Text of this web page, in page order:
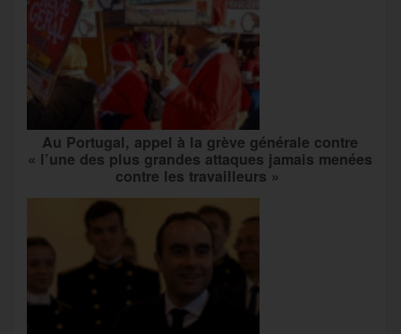
Au Portugal, appel à la grève générale contre
« l’une des plus grandes attaques jamais menées
contre les travailleurs »